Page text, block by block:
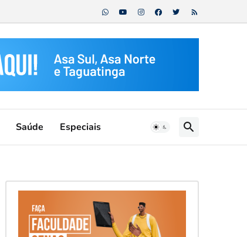
Saúde Especiais